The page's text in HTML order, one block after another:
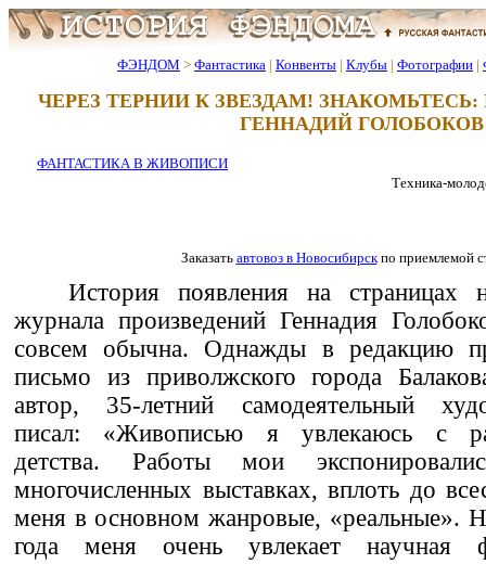
ФЭНДОМ > Фантастика | Конвенты | Клубы | Фотографии |
ЧЕРЕЗ ТЕРНИИ К ЗВЕЗДАМ!
ГЕННАДИЙ ГОЛОБОКОВ
ФАНТАСТИКА В ЖИВОПИСИ
Техника-
Заказать автовоз в Новосибирскпо приемлемой
История появления на страницах
журнала произведений Геннадия
совсем обычна. Однажды в редакцию
письмо из приволжского города
автор, 35-летний самодеятельный
писал: «Живописью я увлекаюсь с
детства. Работы мои
многочисленных выставках, вплоть до
меня в основном жанровые, «реальные».
года меня очень увлекает научная